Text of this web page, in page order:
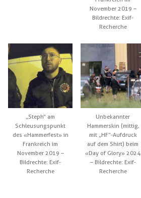
November 2019 –
Bildrechte: Exif-
Recherche
„Steph“ am
Schleusungspunkt
des «Hammerfest» in
Frankreich im
November 2019 –
Bildrechte: Exif-
Recherche
Unbekannter
Hammerskin (mittig,
mit „HF“-Aufdruck
auf dem Shirt) beim
«Day of Glory» 2024
– Bildrechte: Exif-
Recherche